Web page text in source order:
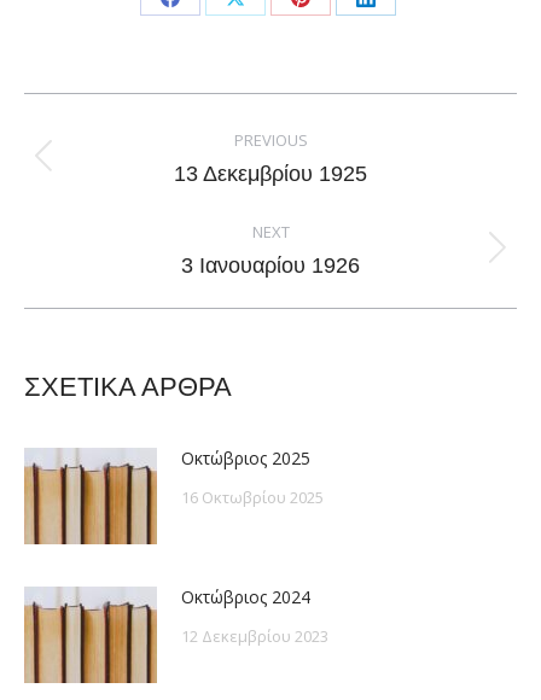
Share
Facebook
Share
X
Share
Pinterest
Share
LinkedIn
navigation
PREVIOUS
Previous
13 Δεκεμβρίου 1925
NEXT
Next
3 Ιανουαρίου 1926
ΣΧΕΤΙΚΑ ΑΡΘΡΑ
Οκτώβριος 2025
16 Οκτωβρίου 2025
Οκτώβριος 2024
12 Δεκεμβρίου 2023